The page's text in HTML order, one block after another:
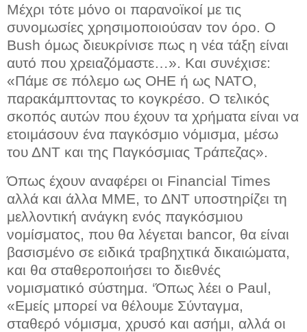
Μέχρι τότε μόνο οι παρανοϊκοί με τις
συνομωσίες χρησιμοποιούσαν τον όρο. Ο
Bush όμως διευκρίνισε πως η νέα τάξη είναι
αυτό που χρειαζόμαστε…». Και συνέχισε:
«Πάμε σε πόλεμο ως ΟΗΕ ή ως ΝΑΤΟ,
παρακάμπτοντας το κογκρέσο. Ο τελικός
σκοπός αυτών που έχουν τα χρήματα είναι να
ετοιμάσουν ένα παγκόσμιο νόμισμα, μέσω
του ΔΝΤ και της Παγκόσμιας Τράπεζας».
Όπως έχουν αναφέρει οι Financial Times
αλλά και άλλα ΜΜΕ, το ΔΝΤ υποστηρίζει τη
μελλοντική ανάγκη ενός παγκόσμιου
νομίσματος, που θα λέγεται bancor, θα είναι
βασισμένο σε ειδικά τραβηχτικά δικαιώματα,
και θα σταθεροποιήσει το διεθνές
νομισματικό σύστημα. ‘Όπως λέει ο Paul,
«Εμείς μπορεί να θέλουμε Σύνταγμα,
σταθερό νόμισμα, χρυσό και ασήμι, αλλά οι